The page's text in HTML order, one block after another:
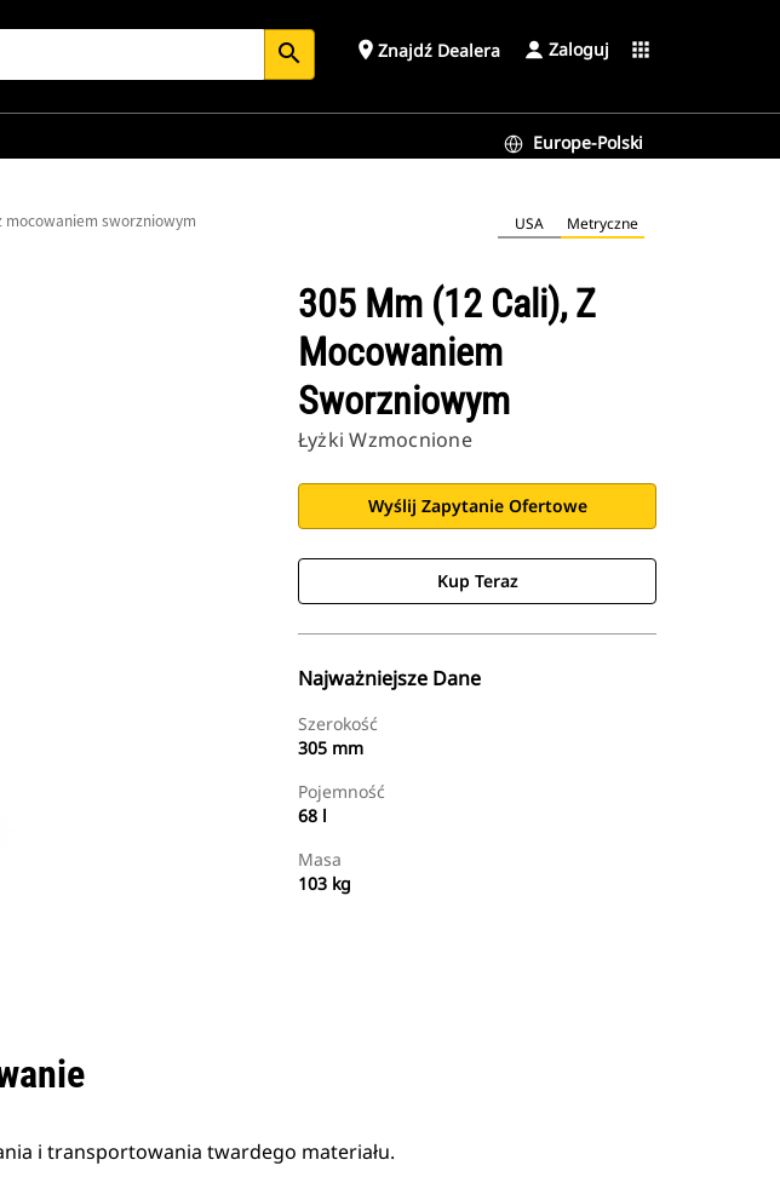
search place Znajdź Dealera Zaloguj apps
Europe-Polski
mocowaniem sworzniowym USA Metryczne
305 Mm (12 Cali), Z
Mocowaniem
Sworzniowym
Łyżki Wzmocnione
Wyślij Zapytanie Ofertowe
Kup Teraz
Najważniejsze Dane
Szerokość
305 mm
Pojemność
68 l
Masa
103 kg
i transportowania twardego materiału.